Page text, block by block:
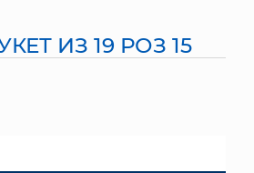
ИЗ 19 РОЗ 15